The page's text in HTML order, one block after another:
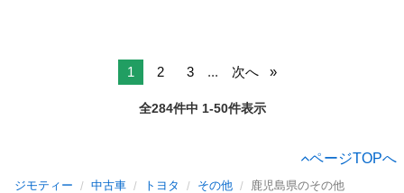
1 2 3 ... 次へ
全284件中 1-50件表示
ページTOPへ
ジモティー 中古車 トヨタ その他 鹿児島県のその他